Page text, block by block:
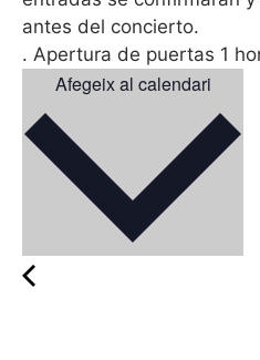
antes del concierto.
. Apertura de puertas 1